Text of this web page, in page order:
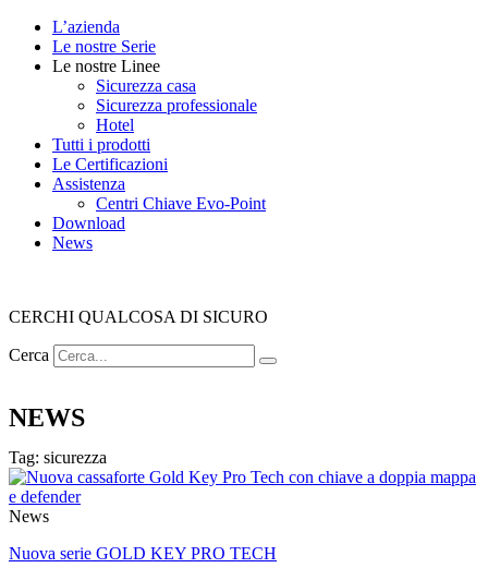
L’azienda
Le nostre Serie
Le nostre Linee
Sicurezza casa
Sicurezza professionale
Hotel
Tutti i prodotti
Le Certificazioni
Assistenza
Centri Chiave Evo-Point
Download
News
CERCHI QUALCOSA DI SICURO
Cerca
NEWS
Tag: sicurezza
News
Nuova serie GOLD KEY PRO TECH